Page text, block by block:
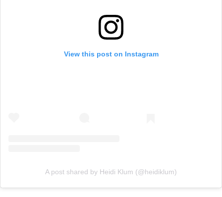
View this post on Instagram
A post shared by Heidi Klum (@heidiklum)